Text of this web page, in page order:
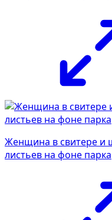
Женщина в свитере и
листьев на фоне парка